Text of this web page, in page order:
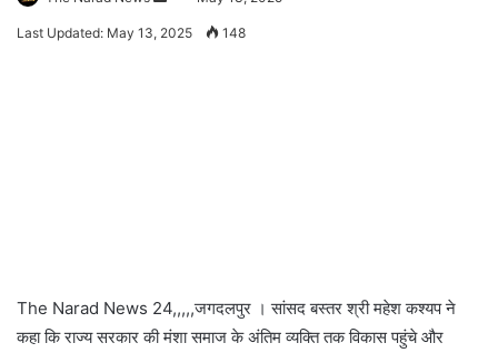
Last Updated: May 13, 2025 148
The Narad News 24,,,,,जगदलपुर । सांसद बस्तर श्री महेश कश्यप ने
कहा कि राज्य सरकार की मंशा समाज के अंतिम व्यक्ति तक विकास पहुंचे और